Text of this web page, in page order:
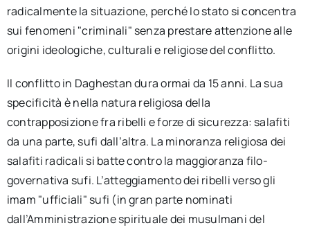
radicalmente la situazione, perché lo stato si concentra
sui fenomeni "criminali" senza prestare attenzione alle
origini ideologiche, culturali e religiose del conflitto.
Il conflitto in Daghestan dura ormai da 15 anni. La sua
specificità è nella natura religiosa della
contrapposizione fra ribelli e forze di sicurezza: salafiti
da una parte, sufi dall’altra. La minoranza religiosa dei
salafiti radicali si batte contro la maggioranza filo-
governativa sufi. L’atteggiamento dei ribelli verso gli
imam "ufficiali" sufi (in gran parte nominati
dall’Amministrazione spirituale dei musulmani del